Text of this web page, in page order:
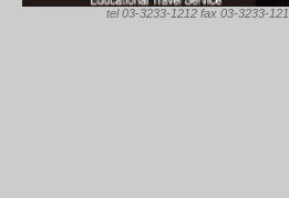
tel 03-3233-1212 fax 03-3233-